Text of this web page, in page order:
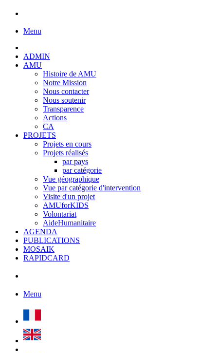
Menu
ADMIN
AMU
Histoire de AMU
Notre Mission
Nous contacter
Nous soutenir
Transparence
Actions
CA
PROJETS
Projets en cours
Projets réalisés
par pays
par catégorie
Vue géographique
Vue par catégorie d'intervention
Visite d'un projet
AMUforKIDS
Volontariat
AideHumanitaire
AGENDA
PUBLICATIONS
MOSAIK
RAPIDCARD
Menu